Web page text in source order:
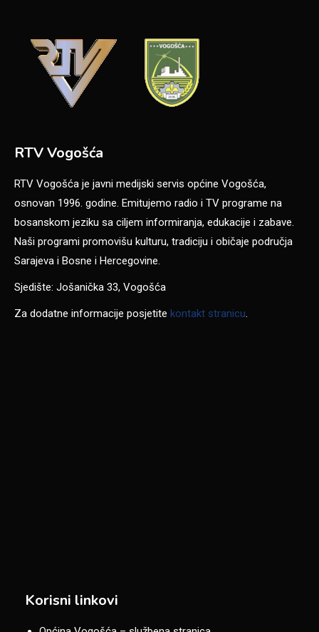
RTV Vogošća
RTV Vogošća je javni medijski servis općine Vogošća,
osnovan 1996. godine. Emitujemo radio i TV programe na
bosanskom jeziku sa ciljem informiranja, edukacije i zabave.
Naši programi promovišu kulturu, tradiciju i običaje područja
Sarajeva i Bosne i Hercegovine.
Sjedište: Jošanička 33, Vogošća
Za dodatne informacije posjetite kontakt stranicu.
Korisni linkovi